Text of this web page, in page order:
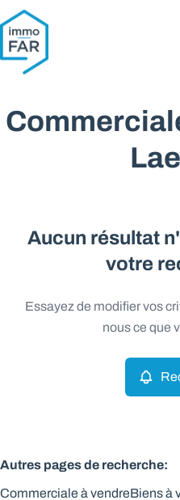
Aller au contenu principal
Aucun résultat
votre
Essayez de modifier vos
nous ce que
Autres pages de recherche:
Commerciale à vendreBiens à